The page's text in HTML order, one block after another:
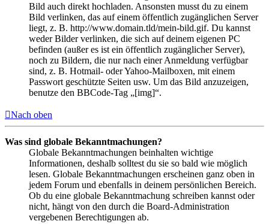
Bild auch direkt hochladen. Ansonsten musst du zu einem
Bild verlinken, das auf einem öffentlich zugänglichen Server
liegt, z. B. http://www.domain.tld/mein-bild.gif. Du kannst
weder Bilder verlinken, die sich auf deinem eigenen PC
befinden (außer es ist ein öffentlich zugänglicher Server),
noch zu Bildern, die nur nach einer Anmeldung verfügbar
sind, z. B. Hotmail- oder Yahoo-Mailboxen, mit einem
Passwort geschützte Seiten usw. Um das Bild anzuzeigen,
benutze den BBCode-Tag „[img]“.
Nach oben
Was sind globale Bekanntmachungen?
Globale Bekanntmachungen beinhalten wichtige
Informationen, deshalb solltest du sie so bald wie möglich
lesen. Globale Bekanntmachungen erscheinen ganz oben in
jedem Forum und ebenfalls in deinem persönlichen Bereich.
Ob du eine globale Bekanntmachung schreiben kannst oder
nicht, hängt von den durch die Board-Administration
vergebenen Berechtigungen ab.